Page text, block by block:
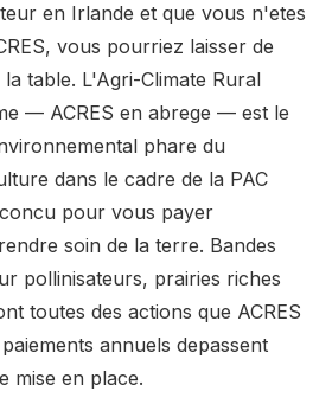
en Irlande et que vous n'etes
vous pourriez laisser de
table. L'Agri-Climate Rural
— ACRES en abrege — est le
phare du
dans le cadre de la PAC
pour vous payer
soin de la terre. Bandes
pollinisateurs, prairies riches
toutes des actions que ACRES
annuels depassent
mise en place.